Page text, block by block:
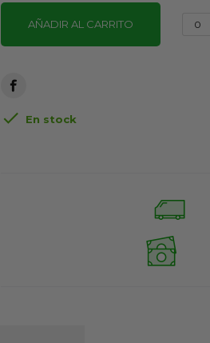
AÑADIR AL CARRITO 0
 En stock